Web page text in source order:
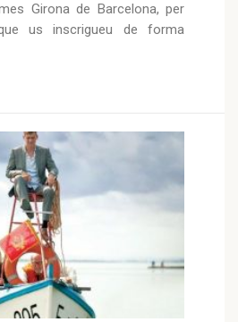
Girona de Barcelona, per
us inscrigueu de forma